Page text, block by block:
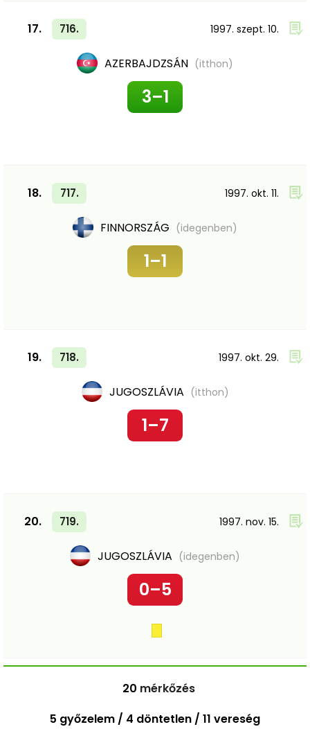
17. 716. 1997. szept. 10.
AZERBAJDZSÁN (itthon)
3–1
18. 717. 1997. okt. 11.
FINNORSZÁG (idegenben)
1–1
19. 718. 1997. okt. 29.
JUGOSZLÁVIA (itthon)
1–7
20. 719. 1997. nov. 15.
JUGOSZLÁVIA (idegenben)
0–5
20 mérkőzés
5 győzelem / 4 döntetlen / 11 vereség